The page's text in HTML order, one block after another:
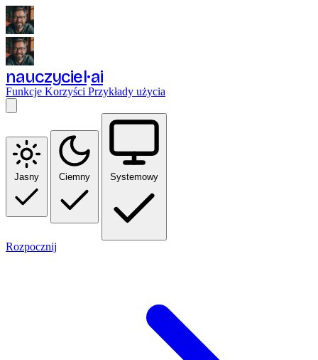
nauczyciel ai
Funkcje Korzyści Przykłady użycia
Jasny Ciemny Systemowy
Rozpocznij